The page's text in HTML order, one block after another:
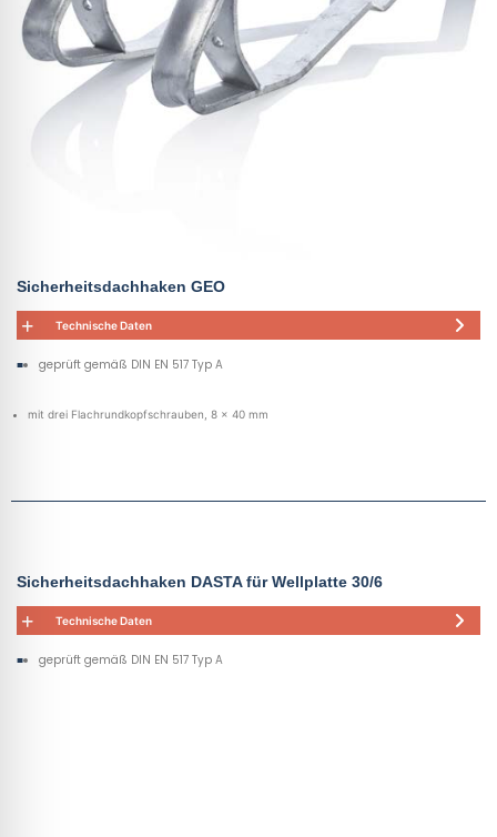
Sicherheitsdachhaken GEO
Technische Daten
geprüft gemäß DIN EN 517 Typ A
mit drei Flachrundkopfschrauben, 8 x 40 mm
Sicherheitsdachhaken DASTA für Wellplatte 30/6
Technische Daten
geprüft gemäß DIN EN 517 Typ A